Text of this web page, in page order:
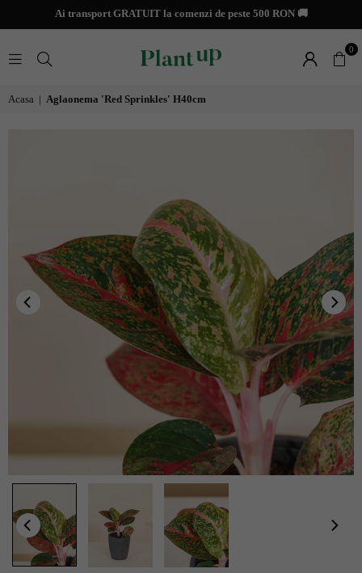
Ai transport GRATUIT la comenzi de peste 500 RON 🚚
0
Acasa | Aglaonema 'Red Sprinkles' H40cm